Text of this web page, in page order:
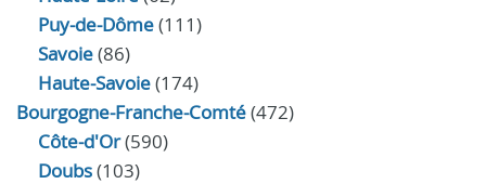
Puy-de-Dôme(111)
Savoie(86)
Haute-Savoie(174)
Bourgogne-Franche-Comté(472)
Côte-d'Or(590)
Doubs(103)